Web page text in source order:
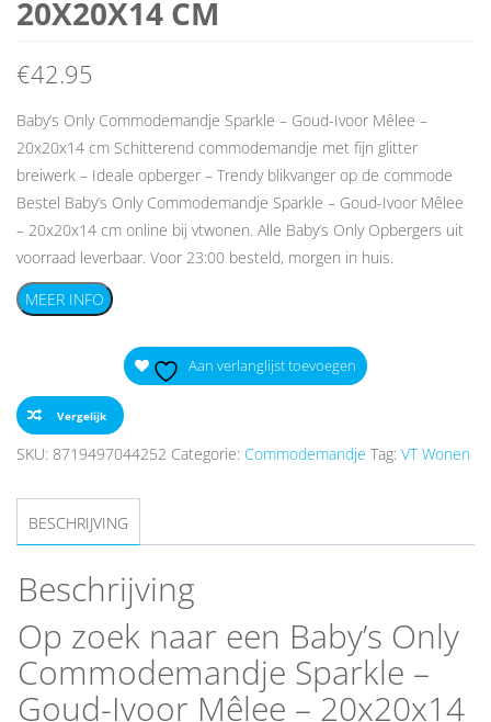
20X20X14 CM
€42.95
Baby’s Only Commodemandje Sparkle – Goud-Ivoor Mêlee –
20x20x14 cm Schitterend commodemandje met fijn glitter
breiwerk – Ideale opberger – Trendy blikvanger op de commode
Bestel Baby’s Only Commodemandje Sparkle – Goud-Ivoor Mêlee
– 20x20x14 cm online bij vtwonen. Alle Baby’s Only Opbergers uit
voorraad leverbaar. Voor 23:00 besteld, morgen in huis.
MEER INFO
Aan verlanglijst toevoegen
Vergelijk
SKU: 8719497044252 Categorie: Commodemandje Tag: VT Wonen
BESCHRIJVING
Beschrijving
Op zoek naar een Baby’s Only
Commodemandje Sparkle –
Goud-Ivoor Mêlee – 20x20x14